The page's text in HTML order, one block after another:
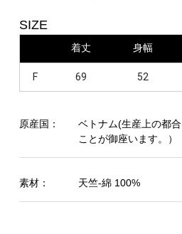
SIZE
着丈 身幅
F 69 52
原産国：
ベトナム(生産上の都
ことが御座います。）
素材： 天竺-綿 100%